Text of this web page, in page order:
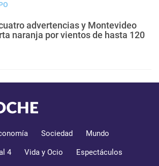
advertencias y Montevideo
naranja por vientos de hasta 120
Sociedad Mundo
4 Vida y Ocio Espectáculos